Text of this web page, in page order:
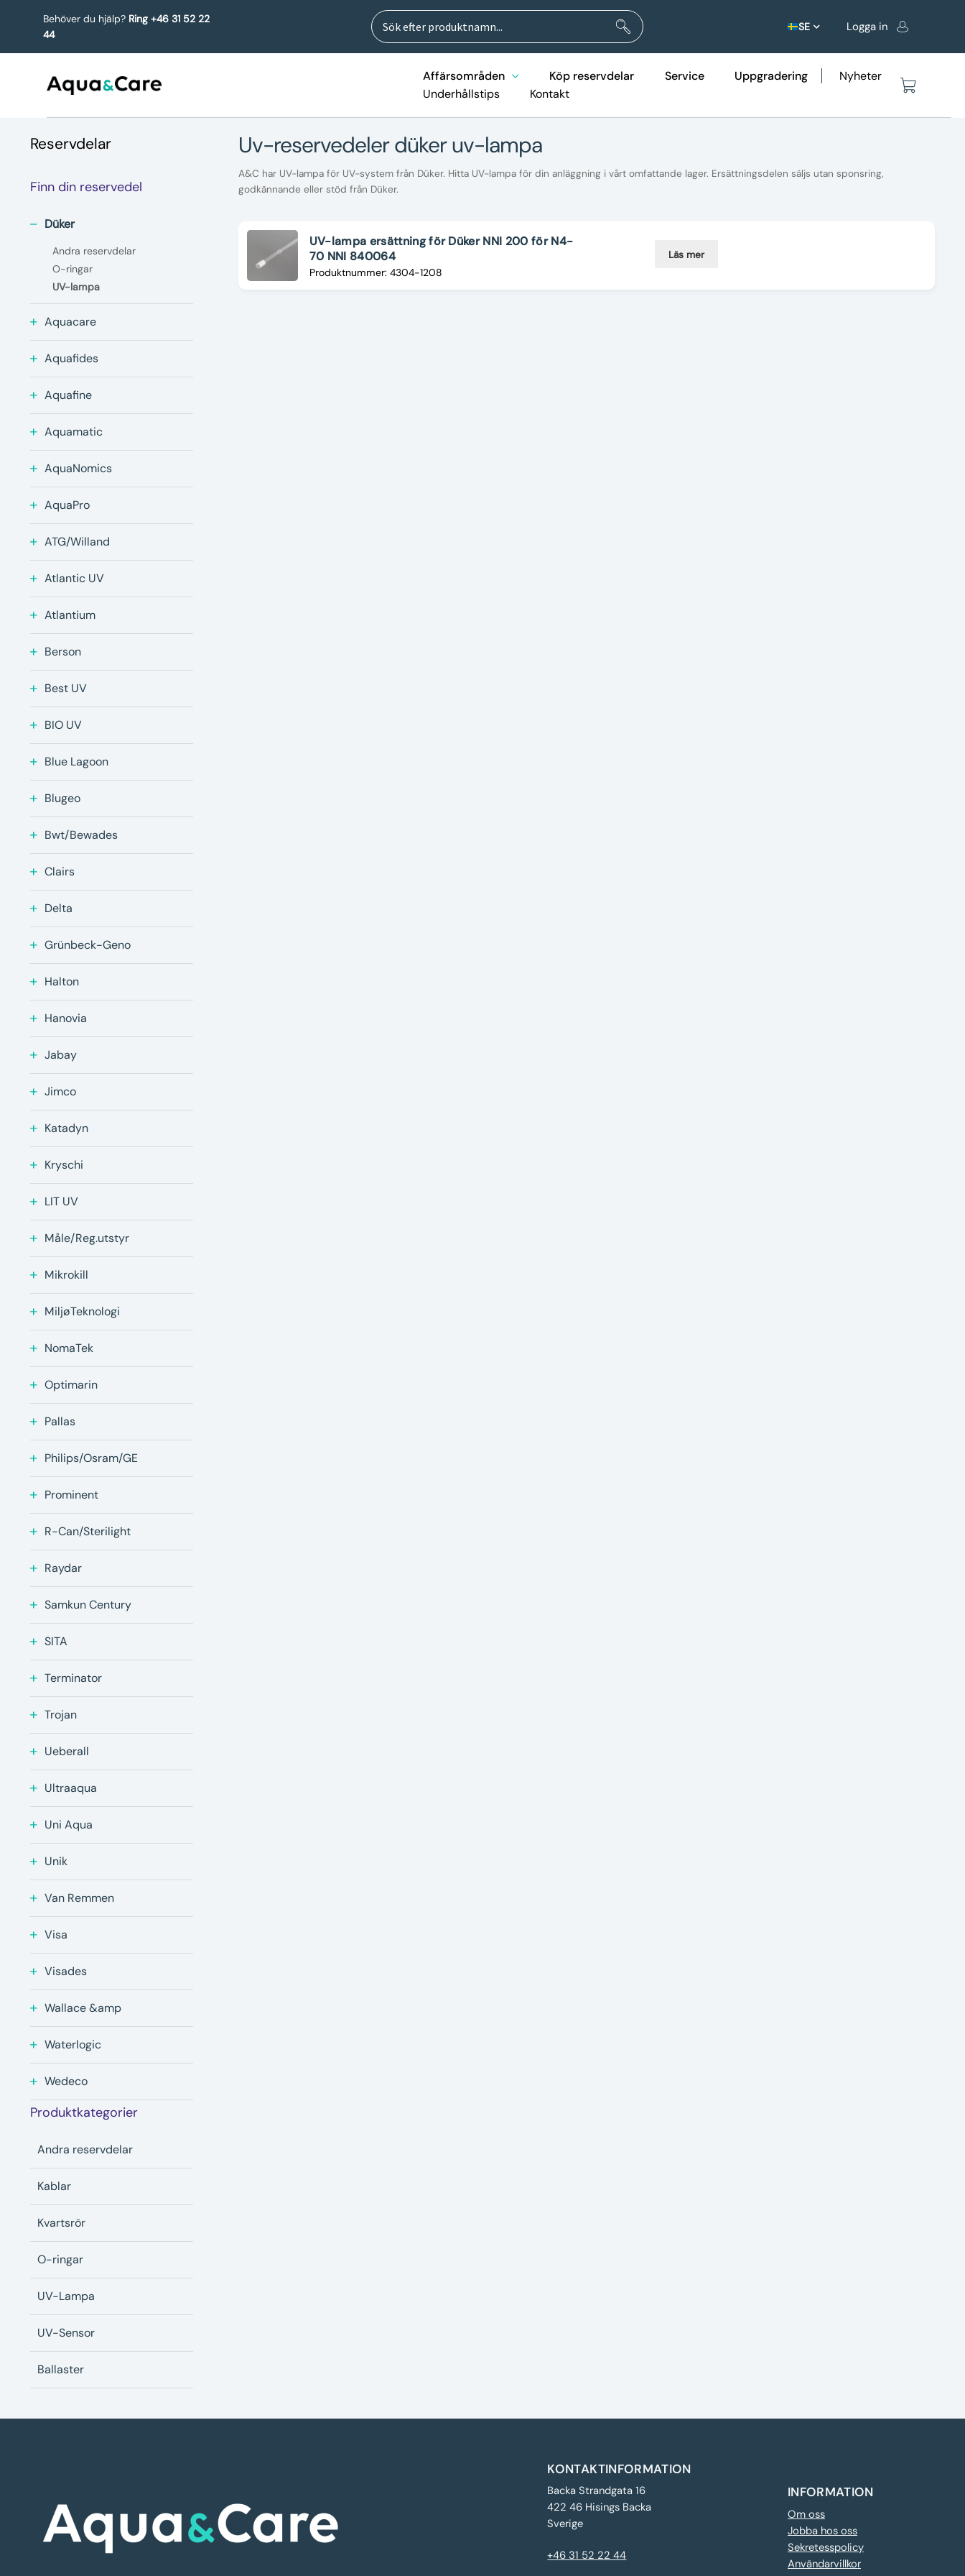
Behöver du hjälp? Ring +46 31 52 22
44
Sök
efter:
Sök
SE Logga in
Affärsområden Köp reservdelar Service Uppgradering
Nyheter
Underhållstips
Kontakt
uv-reservedeler düker uv-lampa
A&C har UV-lampa för UV-system från Düker. Hitta UV-lampa för din anläggning i vårt omfattande lager. Ersättningsdelen säljs utan sponsring,
godkännande eller stöd från Düker.
UV-lampa ersättning för Düker NNI 200 för N4-
70 NNI 840064
Produktnummer: 4304-1208
Läs mer
Produktkategorier
Andra reservdelar
Kablar
Kvartsrör
O-ringar
UV-Lampa
UV-Sensor
Ballaster
Finn din reservedel
Aquacare
Aquafides
Aquafine
Aquamatic
AquaNomics
AquaPro
ATG/Willand
Atlantic UV
Atlantium
Berson
Best UV
BIO UV
Blue Lagoon
Blugeo
Bwt/Bewades
Clairs
Delta
Düker
Andra reservdelar
O-ringar
UV-lampa
Grünbeck-Geno
Halton
Hanovia
Jabay
Jimco
Katadyn
Kryschi
LIT UV
Måle/Reg.utstyr
Mikrokill
MiljøTeknologi
NomaTek
Optimarin
Pallas
Philips/Osram/GE
Prominent
R-Can/Sterilight
Raydar
Samkun Century
SITA
Terminator
Trojan
Ueberall
Ultraaqua
Uni Aqua
Unik
Van Remmen
Visa
Visades
Wallace &amp
Waterlogic
Wedeco
Reservdelar
KONTAKTINFORMATION
Backa Strandgata 16
422 46 Hisings Backa
Sverige
+46 31 52 22 44
INFORMATION
Om oss
Jobba hos oss
Sekretesspolicy
Användarvillkor